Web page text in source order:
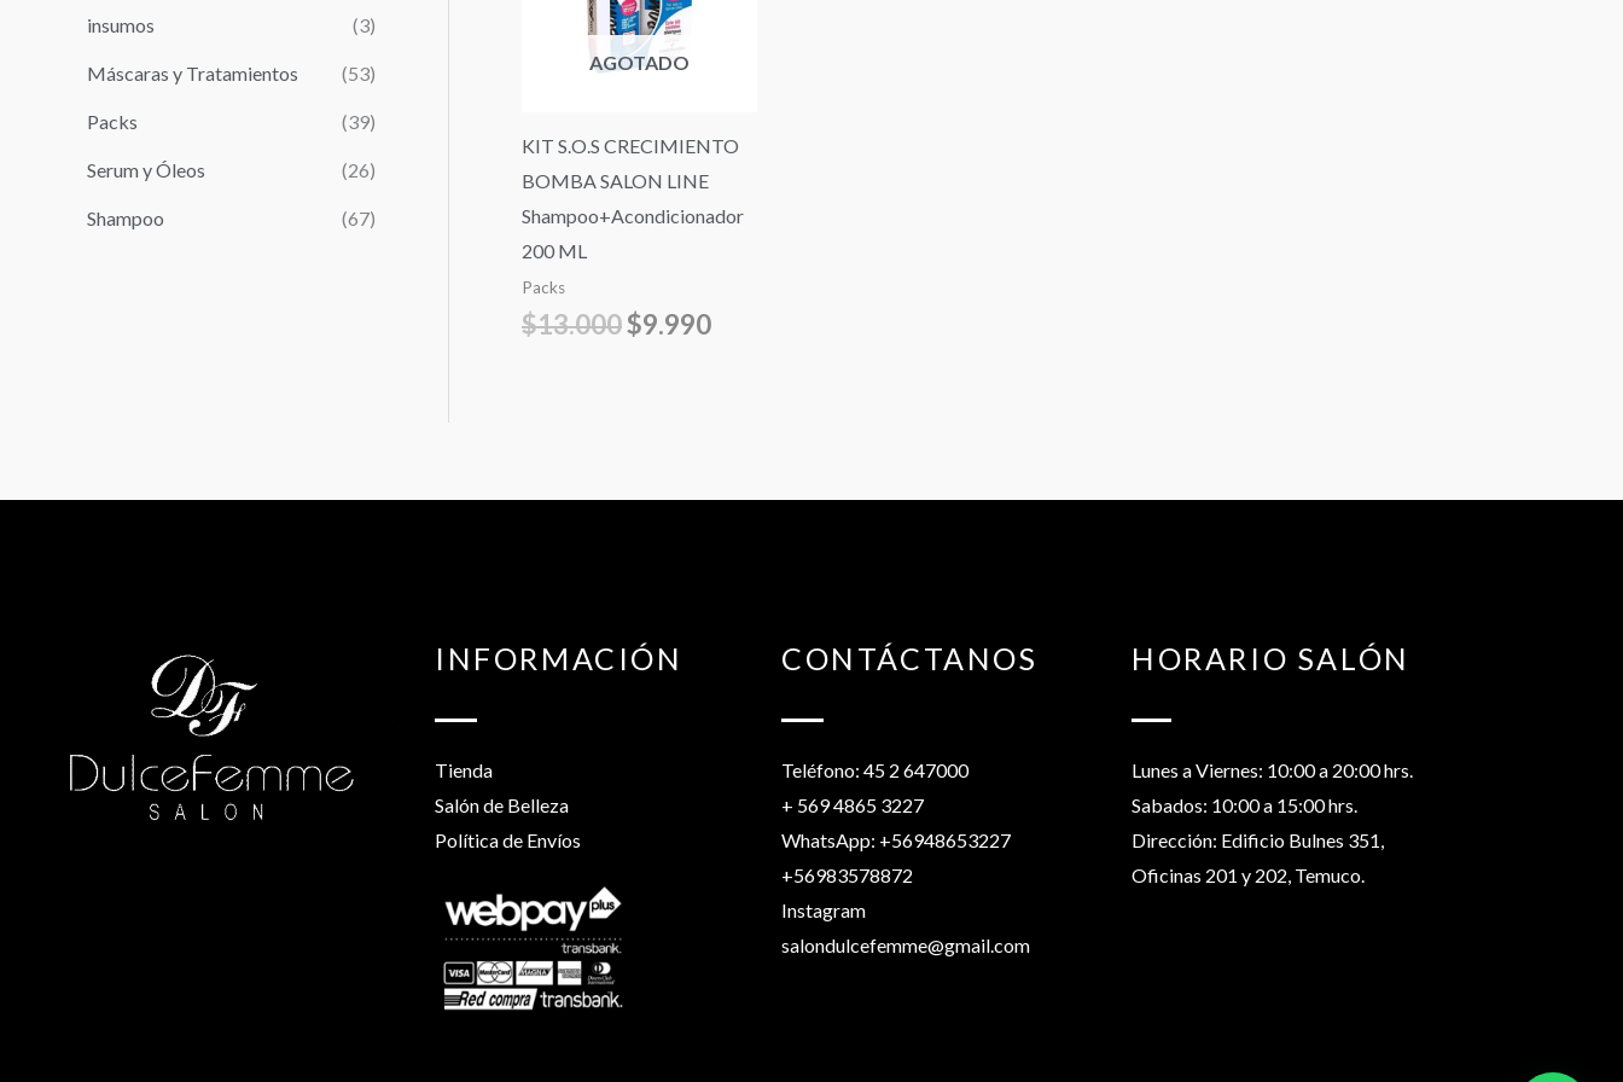
insumos (3)
Máscaras y Tratamientos (53)
Packs (39)
Serum y Óleos (26)
Shampoo (67)
AGOTADO
KIT S.O.S CRECIMIENTO
BOMBA SALON LINE
Shampoo+Acondicionador
200 ML
Packs
$13.000
$13.000.
$9.990
INFORMACIÓN
Tienda
Salón de Belleza
Política de Envíos
CONTÁCTANOS
Teléfono: 45 2 647000
+ 569 4865 3227
WhatsApp: +56948653227
+56983578872
Instagram
salondulcefemme@gmail.com
HORARIO SALÓN
Lunes a Viernes: 10:00 a 20:00 hrs.
Sabados: 10:00 a 15:00 hrs.
Dirección: Edificio Bulnes 351,
Oficinas 201 y 202, Temuco.